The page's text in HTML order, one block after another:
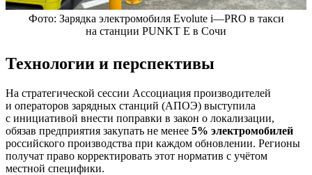
Фото: Зарядка электромобиля Evolute i—PRO в такси
на станции PUNKT E в Сочи
Технологии и перспективы
На стратегической сессии Ассоциация производителей
и операторов зарядных станций (АПОЭ) выступила
с инициативой внести поправки в закон о локализации,
обязав предприятия закупать не менее 5% электромобилей
российского производства при каждом обновлении. Регионы
получат право корректировать этот норматив с учётом
местной специфики.